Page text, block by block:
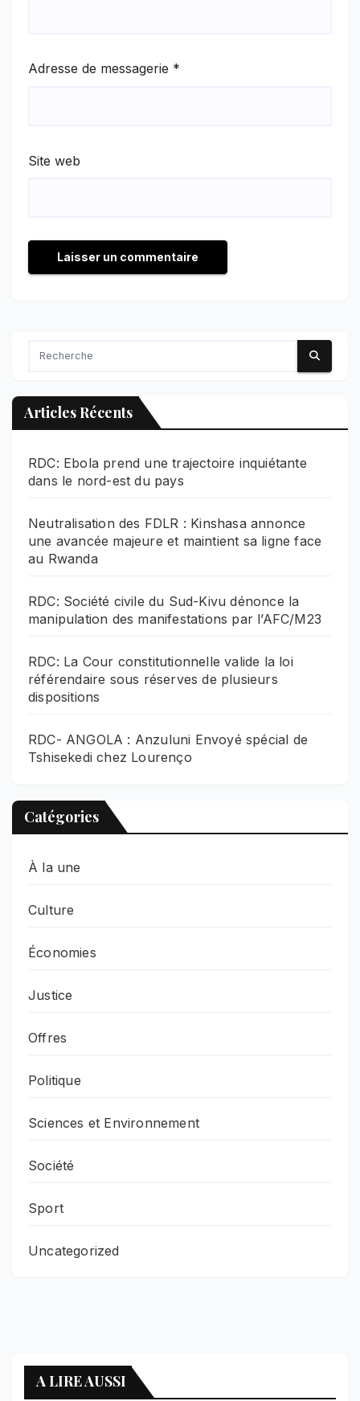
Adresse de messagerie *
Site web
Articles Récents
RDC: Ebola prend une trajectoire inquiétante
dans le nord-est du pays
Neutralisation des FDLR : Kinshasa annonce
une avancée majeure et maintient sa ligne face
au Rwanda
RDC: Société civile du Sud-Kivu dénonce la
manipulation des manifestations par l’AFC/M23
RDC: La Cour constitutionnelle valide la loi
référendaire sous réserves de plusieurs
dispositions
RDC- ANGOLA : Anzuluni Envoyé spécial de
Tshisekedi chez Lourenço
Catégories
À la une
Culture
Économies
Justice
Offres
Politique
Sciences et Environnement
Société
Sport
Uncategorized
A LIRE AUSSI